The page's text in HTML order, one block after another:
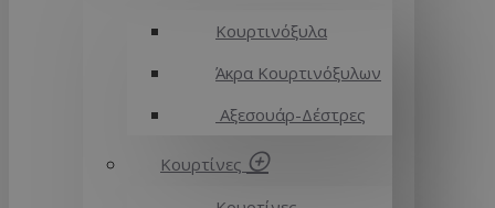
Κουρτινόξυλα
Άκρα Κουρτινόξυλων
Αξεσουάρ-Δέστρες
Κουρτίνες